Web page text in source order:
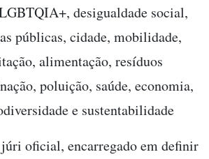
desigualdade social,
públicas, cidade, mobilidade,
alimentação, resíduos
poluição, saúde, economia,
e sustentabilidade
oficial, encarregado em definir